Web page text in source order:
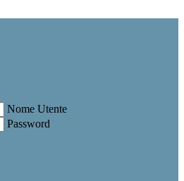
Nome Utente
Password